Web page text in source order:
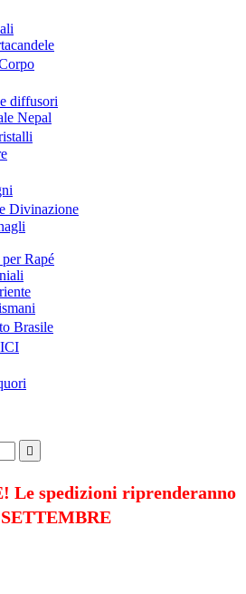
diffusori
Nepal
Divinazione
Rapé
Brasile

Le spedizioni riprenderanno